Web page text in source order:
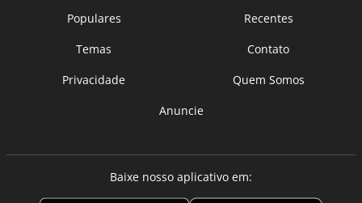
Populares
Recentes
Temas
Contato
Privacidade
Quem Somos
Anuncie
Baixe nosso aplicativo em: